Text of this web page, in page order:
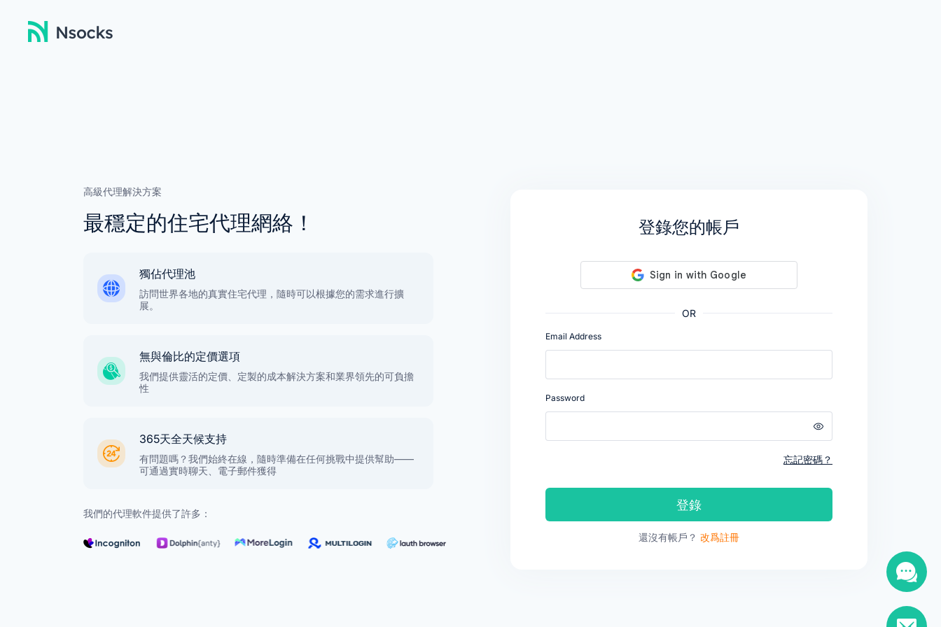
高級代理解決方案
最穩定的住宅代理網絡！
獨佔代理池
訪問世界各地的真實住宅代理，隨時可以根據您的需求進行擴
展。
無與倫比的定價選項
我們提供靈活的定價、定製的成本解決方案和業界領先的可負擔
性
365天全天候支持
有問題嗎？我們始終在線，隨時準備在任何挑戰中提供幫助——
可通過實時聊天、電子郵件獲得
我們的代理軟件提供了許多：
登錄您的帳戶
OR
Email Address
Password
忘記密碼？
登錄
還沒有帳戶？ 改爲註冊